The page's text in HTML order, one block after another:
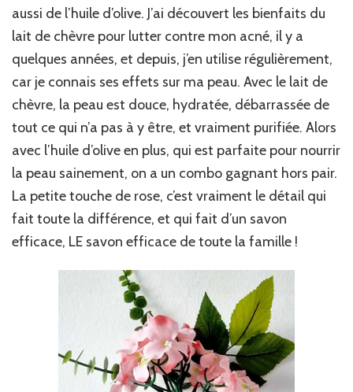
aussi de l’huile d’olive. J’ai découvert les bienfaits du
lait de chèvre pour lutter contre mon acné, il y a
quelques années, et depuis, j’en utilise régulièrement,
car je connais ses effets sur ma peau. Avec le lait de
chèvre, la peau est douce, hydratée, débarrassée de
tout ce qui n’a pas à y être, et vraiment purifiée. Alors
avec l’huile d’olive en plus, qui est parfaite pour nourrir
la peau sainement, on a un combo gagnant hors pair.
La petite touche de rose, c’est vraiment le détail qui
fait toute la différence, et qui fait d’un savon
efficace, LE savon efficace de toute la famille !